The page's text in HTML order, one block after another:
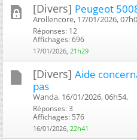
[Divers] Peugeot
Arollencore, 17/01/2026,
Réponses: 12
Affichages: 696
17/01/2026, 21h29
[Divers] Aide
pas
Wanda, 16/01/2026, 06h54, ‎
Réponses: 3
Affichages: 576
16/01/2026, 22h41